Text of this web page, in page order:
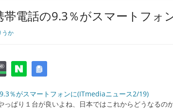
電話の9.3％がスマートフォ
うか
％がスマートフォンに(ITmediaニュース2/19)
ぱり１台が良いよね、日本ではこれからどうなるのか